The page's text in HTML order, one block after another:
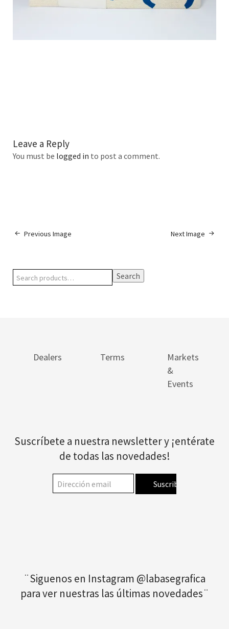
Leave a Reply
You must be logged in to post a comment.
Next Image
Previous Image
Search
Dealers Terms
Markets
&
Events
Suscríbete a nuestra newsletter y ¡entérate
de todas las novedades!
¨Siguenos en Instagram @labasegrafica
para ver nuestras las últimas novedades¨